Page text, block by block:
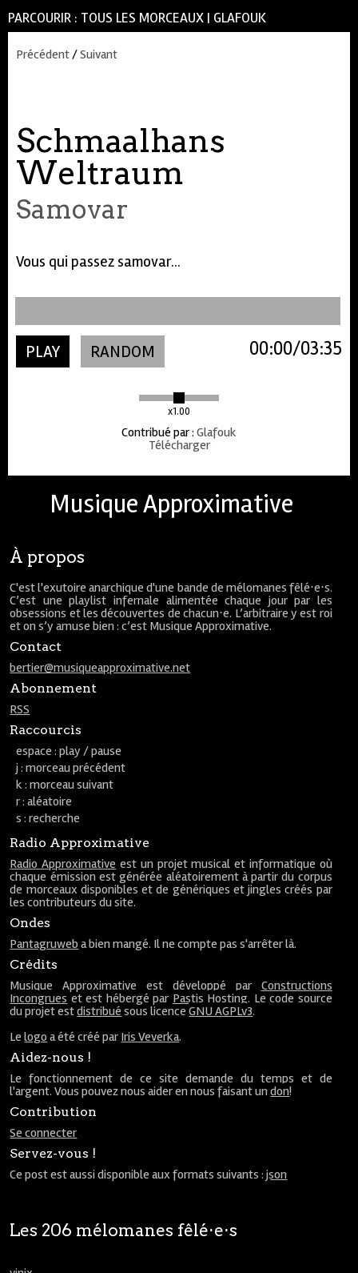
PARCOURIR : TOUS LES MORCEAUX | GLAFOUK
Précédent/Suivant
Schmaalhans
Weltraum
Samovar
Vous qui passez samovar...
PLAY RANDOM
x1.00
03:35
00:00
Contribué par: Glafouk
Télécharger
Musique Approximative
À propos
C'est l'exutoire anarchique d'une bande de mélomanes fêlé⋅e⋅s.
C’est une playlist infernale alimentée chaque jour par les
obsessions et les découvertes de chacun⋅e. L’arbitraire y est roi
et on s’y amuse bien : c’est Musique Approximative.
Contact
bertier@musiqueapproximative.net
Abonnement
RSS
Raccourcis
espace : play / pause
j : morceau précédent
k : morceau suivant
r : aléatoire
s : recherche
Radio Approximative
Radio Approximative est un projet musical et informatique où
chaque émission est générée aléatoirement à partir du corpus
de morceaux disponibles et de génériques et jingles créés par
les contributeurs du site.
Ondes
Pantagruweb a bien mangé. Il ne compte pas s'arrêter là.
Crédits
Musique Approximative est développé par Constructions
Incongrues et est hébergé par Pastis Hosting. Le code source
du projet estdistribué sous licenceGNU AGPLv3.
Lelogo a été créé par Iris Veverka.
Aidez-nous !
Le fonctionnement de ce site demande du temps et de
l'argent. Vous pouvez nous aider en nous faisant undon!
Contribution
Se connecter
Servez-vous !
Ce post est aussi disponible aux formats suivants :json
Les 206 mélomanes fêlé⋅e⋅s